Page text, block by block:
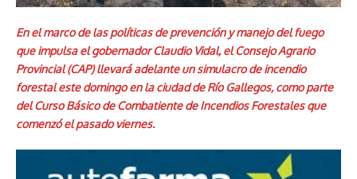
En el marco de las políticas de prevención y manejo del fuego
que impulsa el gobernador Claudio Vidal, el Consejo Agrario
Provincial (CAP) llevará adelante un simulacro de incendio
forestal este domingo en la ciudad de Río Gallegos, como parte
del Curso Básico de Combatiente de Incendios Forestales que
comenzó el pasado viernes.